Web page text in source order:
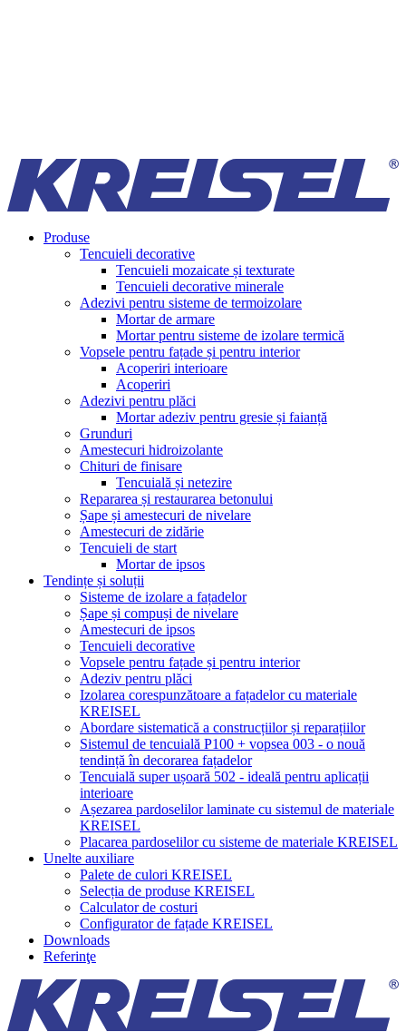
Produse
Tencuieli decorative
Tencuieli mozaicate și texturate
Tencuieli decorative minerale
Adezivi pentru sisteme de termoizolare
Mortar de armare
Mortar pentru sisteme de izolare termică
Vopsele pentru fațade și pentru interior
Acoperiri interioare
Acoperiri
Adezivi pentru plăci
Mortar adeziv pentru gresie și faianță
Grunduri
Amestecuri hidroizolante
Chituri de finisare
Tencuială și netezire
Repararea și restaurarea betonului
Șape și amestecuri de nivelare
Amestecuri de zidărie
Tencuieli de start
Mortar de ipsos
Tendințe și soluții
Sisteme de izolare a fațadelor
Șape și compuși de nivelare
Amestecuri de ipsos
Tencuieli decorative
Vopsele pentru fațade și pentru interior
Adeziv pentru plăci
Izolarea corespunzătoare a fațadelor cu materiale
KREISEL
Abordare sistematică a construcțiilor și reparațiilor
Sistemul de tencuială P100 + vopsea 003 - o nouă
tendință în decorarea fațadelor
Tencuială super ușoară 502 - ideală pentru aplicații
interioare
Așezarea pardoselilor laminate cu sistemul de materiale
KREISEL
Placarea pardoselilor cu sisteme de materiale KREISEL
Unelte auxiliare
Palete de culori KREISEL
Selecția de produse KREISEL
Calculator de costuri
Configurator de fațade KREISEL
Downloads
Referinţe